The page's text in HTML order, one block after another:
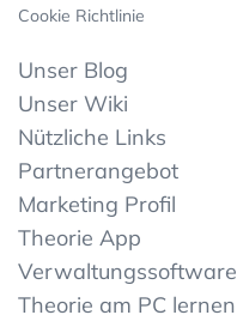
Cookie Richtlinie
Unser Blog
Unser Wiki
Nützliche Links
Partnerangebot
Marketing Profil
Theorie App
Verwaltungssoftware
Theorie am PC lernen